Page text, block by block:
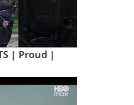
| Proud |